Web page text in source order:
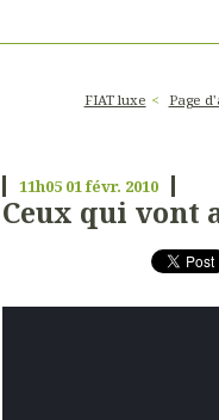
FIAT luxe Page
11h05 01févr. 2010
Ceux qui vont